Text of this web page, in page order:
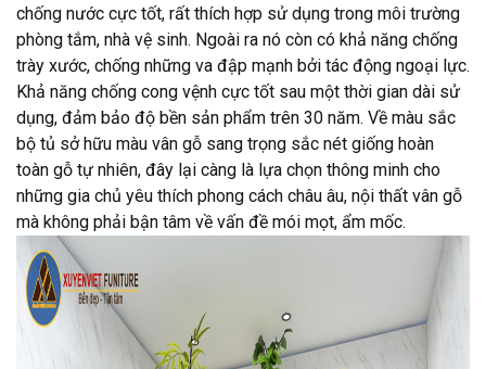
chống nước cực tốt, rất thích hợp sử dụng trong môi trường
phòng tắm, nhà vệ sinh. Ngoài ra nó còn có khả năng chống
trày xước, chống những va đập mạnh bởi tác động ngoại lực.
Khả năng chống cong vệnh cực tốt sau một thời gian dài sử
dụng, đảm bảo độ bền sản phẩm trên 30 năm. Về màu sắc
bộ tủ sở hữu màu vân gỗ sang trọng sắc nét giống hoàn
toàn gỗ tự nhiên, đây lại càng là lựa chọn thông minh cho
những gia chủ yêu thích phong cách châu âu, nội thất vân gỗ
mà không phải bận tâm về vấn đề mói mọt, ẩm mốc.